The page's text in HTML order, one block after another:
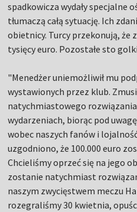
spadkowicza wydały specjalne
tłumaczą całą sytuację. Ich
obietnicy. Turcy przekonują, że
tysięcy euro. Pozostałe sto
"Menedżer uniemożliwił mu
wystawionych przez klub.
natychmiastowego
wydarzeniach, biorąc pod
wobec naszych fanów i
uzgodniono, że 100.000 euro
Chcieliśmy oprzeć się na jego
zostanie natychmiast
naszym zwycięstwem meczu
rozegraliśmy 30 kwietnia,